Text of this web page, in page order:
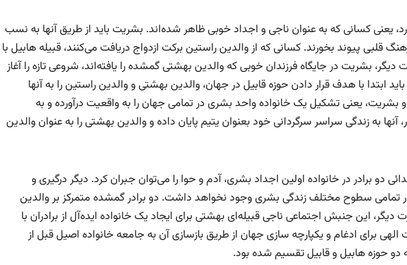
یعنی کسانی که به عنوان ناجی و اجداد خوبی ظاهر شده‌اند. بشریت باید از طریق آنها به نسب
پیوند بخورند. کسانی که از والدین راستین برکت ازدواج دریافت می‌کنند، قبیله هابیل با
بشریت در جایگاه فرزندان خوبی که والدین بهشتی گمشده را یافته‌اند، شروعی تازه را آغاز
ابتدا با هدف قرار دادن حوزه قابیل در جهان، والدین بهشتی و والدین راستین را به آنها
و بشریت، یعنی تشکیل یک خانواده واحد بشری در تمامی جهان را به واقعیت درآورده و به
به زندگی سراسر سرگردانی خود بعنوان یتیم پایان داده و والدین بهشتی را به عنوان والدین
دو برادر در خانواده اولین اجداد بشری، آدم و حوا را می‌توان جبران کرد. دیگر درگیری و
سطوح مختلف زندگی بشری وجود نخواهد داشت. دو برادر گمشده متمرکز بر والدین
این جنبش اجتماعی ناجی قبیله‌ای بهشتی برای ایجاد یک خانواده ایده‌آل از برادران با
برای ادغام و یکپارچه سازی جهان از طریق بازسازی آن به جامعه خانواده اصیل قبل از
حوزه هابیل و قابیل تقسیم شده بود.